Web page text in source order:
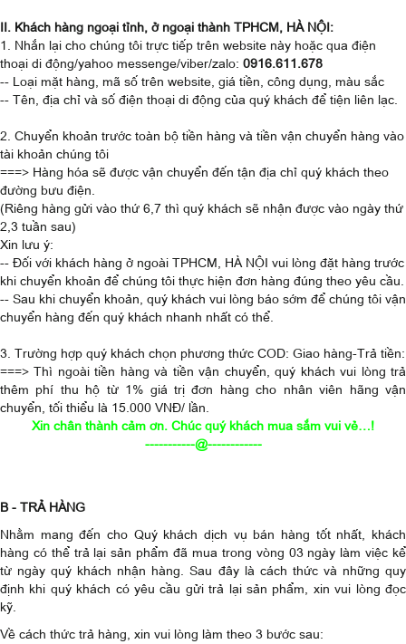
II. Khách hàng ngoại tỉnh, ở ngoại thành TPHCM, HÀ NỘI:
1. Nhắn lại cho chúng tôi trực tiếp trên website này hoặc qua điện
thoại di động/yahoo messenge/viber/zalo: 0916.611.678
-- Loại mặt hàng, mã số trên website, giá tiền, công dụng, màu sắc
-- Tên, địa chỉ và số điện thoại di động của quý khách để tiện liên lạc.
2. Chuyển khoản trước toàn bộ tiền hàng và tiền vận chuyển hàng vào
tài khoản chúng tôi
===> Hàng hóa sẽ được vận chuyển đến tận địa chỉ quý khách theo
đường bưu điện.
(Riêng hàng gửi vào thứ 6,7 thì quý khách sẽ nhận được vào ngày thứ
2,3 tuần sau)
Xin lưu ý:
-- Đối với khách hàng ở ngoài TPHCM, HÀ NỘI vui lòng đặt hàng trước
khi chuyển khoản để chúng tôi thực hiện đơn hàng đúng theo yêu cầu.
-- Sau khi chuyển khoản, quý khách vui lòng báo sớm để chúng tôi vận
chuyển hàng đến quý khách nhanh nhất có thể.
3. Trường hợp quý khách chọn phương thức COD: Giao hàng-Trả tiền:
===> Thì ngoài tiền hàng và tiền vận chuyển, quý khách vui lòng trả
thêm phí thu hộ từ 1% giá trị đơn hàng cho nhân viên hãng vận
chuyển, tối thiểu là 15.000 VNĐ/ lần.
Xin chân thành cảm ơn. Chúc quý khách mua sắm vui vẻ…!
-----------@------------
B - TRẢ HÀNG
Nhằm mang đến cho Quý khách dịch vụ bán hàng tốt nhất, khách
hàng có thể trả lại sản phẩm đã mua trong vòng 03 ngày làm việc kể
từ ngày quý khách nhận hàng. Sau đây là cách thức và những quy
định khi quý khách có yêu cầu gửi trả lại sản phẩm, xin vui lòng đọc
kỹ.
Về cách thức trả hàng, xin vui lòng làm theo 3 bước sau: